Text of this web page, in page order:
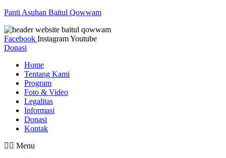
Panti Asuhan Baitul Qowwam
Facebook InstagramYoutube
Donasi
Home
Tentang Kami
Program
Foto & Video
Legalitas
Informasi
Donasi
Kontak
Menu